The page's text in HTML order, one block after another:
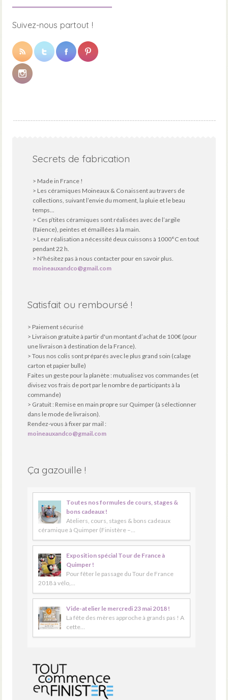
Suivez-nous partout !
Secrets de fabrication
> Made in France !
> Les céramiques Moineaux & Co naissent au travers de
collections, suivant l’envie du moment, la pluie et le beau
temps...
> Ces p’tites céramiques sont réalisées avec de l’argile
(faïence), peintes et émaillées à la main.
> Leur réalisation a nécessité deux cuissons à 1000°C en tout
pendant 22 h.
> N'hésitez pas à nous contacter pour en savoir plus.
moineauxandco@gmail.com
Satisfait ou remboursé !
> Paiement sécurisé
> Livraison gratuite à partir d'un montant d’achat de 100€ (pour
une livraison à destination de la France).
> Tous nos colis sont préparés avec le plus grand soin (calage
carton et papier bulle)
Faites un geste pour la planète : mutualisez vos commandes (et
divisez vos frais de port par le nombre de participants à la
commande)
> Gratuit : Remise en main propre sur Quimper (à sélectionner
dans le mode de livraison).
Rendez-vous à fixer par mail :
moineauxandco@gmail.com
Ça gazouille !
Toutes nos formules de cours, stages &
bons cadeaux !
Ateliers, cours, stages & bons cadeaux
céramique à Quimper (Finistère –…
Exposition spécial Tour de France à
Quimper !
Pour fêter le passage du Tour de France
2018 à vélo,…
Vide-atelier le mercredi 23 mai 2018 !
La fête des mères approche à grands pas ! A
cette…